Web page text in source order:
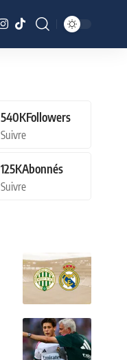
540KFollowers
Suivre
125KAbonnés
Suivre